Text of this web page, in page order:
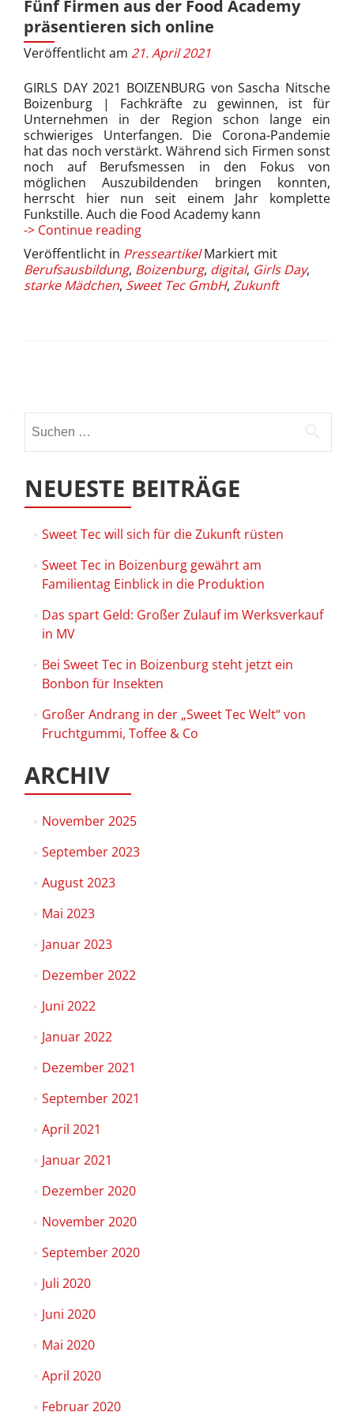
Fünf Firmen aus der Food Academy
präsentieren sich online
Veröffentlicht am 21. April 2021
GIRLS DAY 2021 BOIZENBURG von Sascha Nitsche
Boizenburg | Fachkräfte zu gewinnen, ist für
Unternehmen in der Region schon lange ein
schwieriges Unterfangen. Die Corona-Pandemie
hat das noch verstärkt. Während sich Firmen sonst
noch auf Berufsmessen in den Fokus von
möglichen Auszubildenden bringen konnten,
herrscht hier nun seit einem Jahr komplette
Funkstille. Auch die Food Academy kann
-> Continue readingFünf
aus
der
Food
Veröffentlicht in Presseartikel Markiert mit
Berufsausbildung, Boizenburg, digital, Girls Day,
starke Mädchen, Sweet Tec GmbH, Zukunft
Navigation
nach:
NEUESTE BEITRÄGE
Sweet Tec will sich für die Zukunft rüsten
Sweet Tec in Boizenburg gewährt am
Familientag Einblick in die Produktion
Das spart Geld: Großer Zulauf im Werksverkauf
in MV
Bei Sweet Tec in Boizenburg steht jetzt ein
Bonbon für Insekten
Großer Andrang in der „Sweet Tec Welt“ von
Fruchtgummi, Toffee & Co
ARCHIV
November 2025
September 2023
August 2023
Mai 2023
Januar 2023
Dezember 2022
Juni 2022
Januar 2022
Dezember 2021
September 2021
April 2021
Januar 2021
Dezember 2020
November 2020
September 2020
Juli 2020
Juni 2020
Mai 2020
April 2020
Februar 2020